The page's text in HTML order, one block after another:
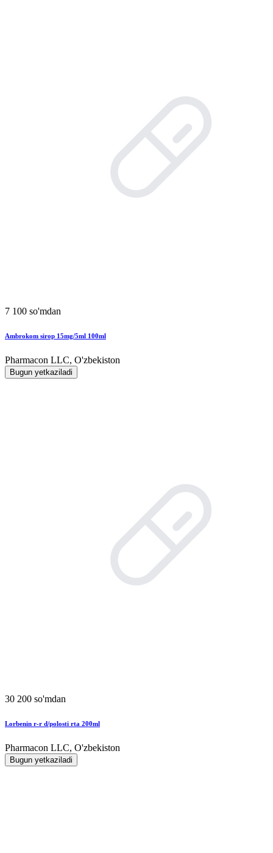
7 100 so'mdan
Ambrokom sirop 15mg/5ml 100ml
Pharmacon LLC, O'zbekiston
Bugun yetkaziladi
30 200 so'mdan
Lorbenin r-r d/polosti rta 200ml
Pharmacon LLC, O'zbekiston
Bugun yetkaziladi